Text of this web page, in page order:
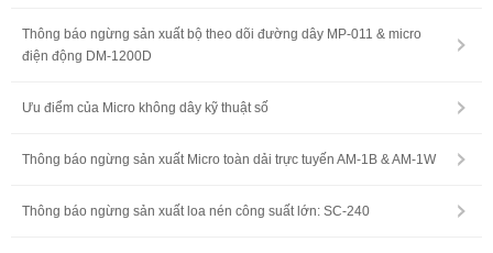
Thông báo ngừng sản xuất bộ theo dõi đường dây MP-011 & micro
điện động DM-1200D
Ưu điểm của Micro không dây kỹ thuật số
Thông báo ngừng sản xuất Micro toàn dải trực tuyến AM-1B & AM-1W
Thông báo ngừng sản xuất loa nén công suất lớn: SC-240